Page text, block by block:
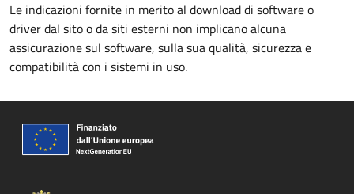
Le indicazioni fornite in merito al download di software o
driver dal sito o da siti esterni non implicano alcuna
assicurazione sul software, sulla sua qualità, sicurezza e
compatibilità con i sistemi in uso.